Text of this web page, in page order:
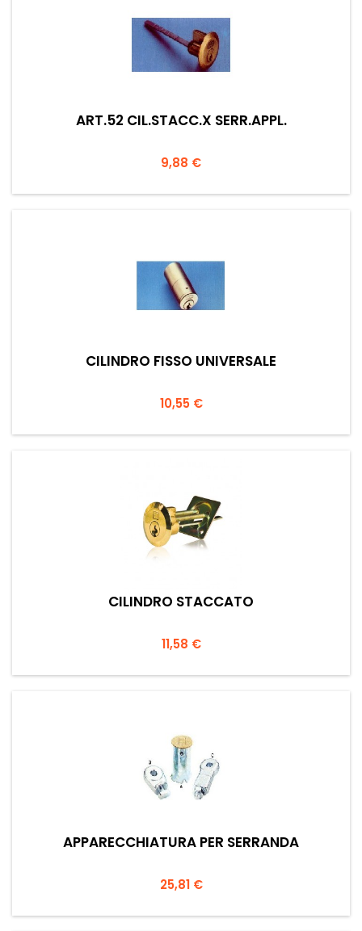
ART.52 CIL.STACC.X SERR.APPL.
Prezzo
9,88 €
CILINDRO FISSO UNIVERSALE
Prezzo
10,55 €
CILINDRO STACCATO
Prezzo
11,58 €
APPARECCHIATURA PER SERRANDA
Prezzo
25,81 €